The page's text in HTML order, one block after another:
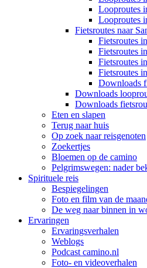
Looproutes
Looproutes
Fietsroutes naar
Fietsroutes
Fietsroutes
Fietsroutes
Fietsroutes
Downloads
Downloads
Downloads
Eten en slapen
Terug naar huis
Op zoek naar reisgenoten
Zoekertjes
Bloemen op de camino
Pelgrimswegen: nader
Spirituele reis
Bespiegelingen
Foto en film van de
De weg naar binnen in
Ervaringen
Ervaringsverhalen
Weblogs
Podcast camino.nl
Foto- en videoverhalen